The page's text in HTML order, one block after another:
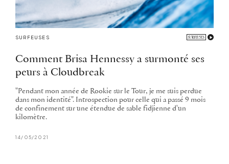
SURFEUSES
Comment Brisa Hennessy a surmonté ses
peurs à Cloudbreak
"Pendant mon année de Rookie sur le Tour, je me suis perdue
dans mon identité". Introspection pour celle qui a passé 9 mois
de confinement sur une étendue de sable fidjienne d'un
kilomètre.
14/05/2021